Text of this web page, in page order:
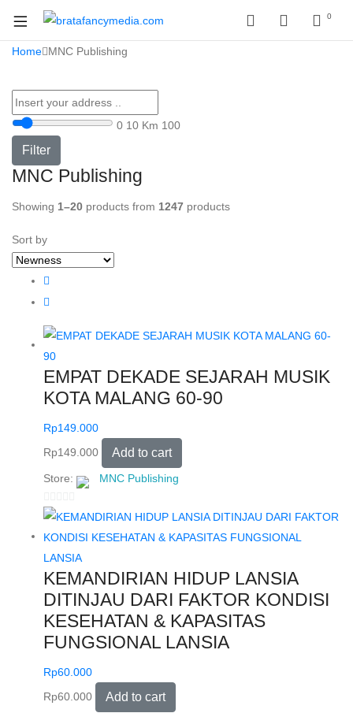
0
Home MNC Publishing
0 10 Km 100
Filter
MNC Publishing
Showing 1–20 products from 1247 products
Sort by
EMPAT DEKADE SEJARAH MUSIK
KOTA MALANG 60-90
Rp149.000
Rp149.000 Add to cart
Store: MNC Publishing
0
t
o
5
KEMANDIRIAN HIDUP LANSIA
DITINJAU DARI FAKTOR KONDISI
KESEHATAN & KAPASITAS
FUNGSIONAL LANSIA
Rp60.000
Rp60.000 Add to cart